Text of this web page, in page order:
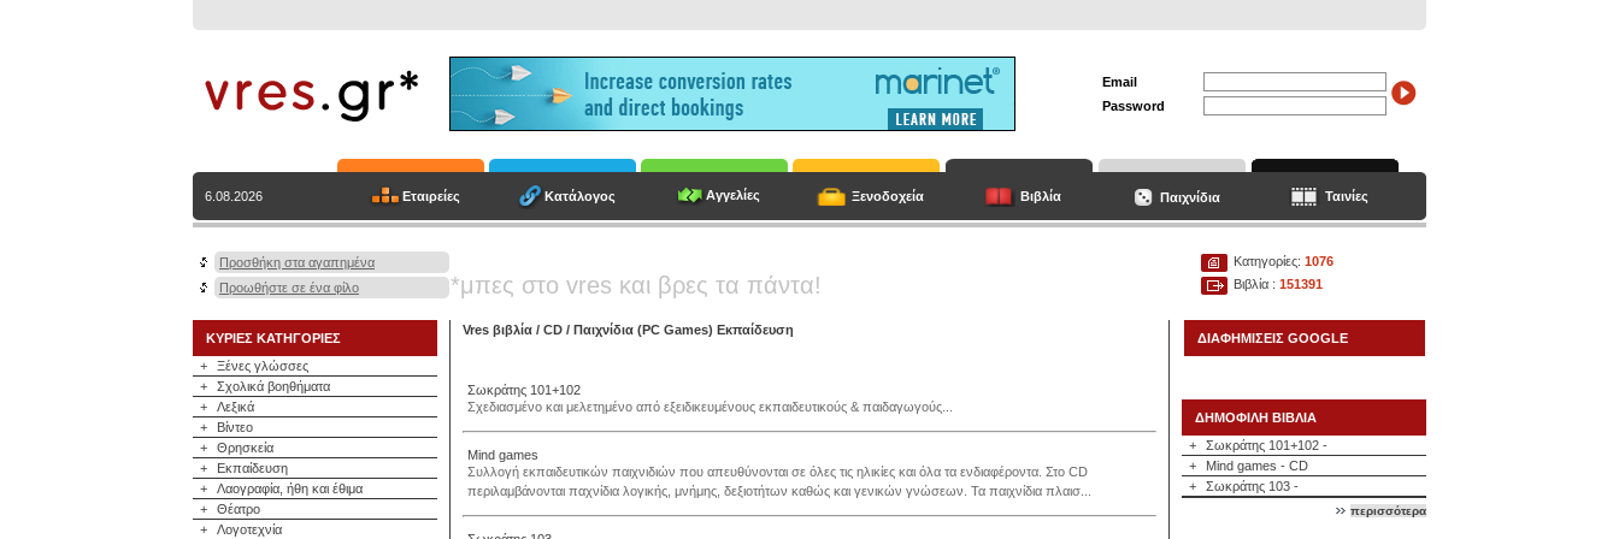
Email
Password
6.08.2026 Εταιρείες Κατάλογος Αγγελίες Ξενοδοχεία Βιβλία Παιχνίδια Ταινίες
Προσθήκη στα αγαπημένα
Προωθήστε σε ένα φίλο
*μπες στο vres και βρες τα πάντα!
Κατηγορίες: 1076
Βιβλία : 151391
ΚΥΡΙΕΣ ΚΑΤΗΓΟΡΙΕΣ
+
Ξένες γλώσσες
+
Σχολικά βοηθήματα
+
Λεξικά
+
Βίντεο
+
Θρησκεία
+
Εκπαίδευση
+
Λαογραφία, ήθη και έθιμα
+
Θέατρο
+
Λογοτεχνία
Vres βιβλία / CD / Παιχνίδια (PC Games) Εκπαίδευση
Σωκράτης 101+102
Σχεδιασμένο και μελετημένο από εξειδικευμένους εκπαιδευτικούς & παιδαγωγούς...
Mind games
Συλλογή εκπαιδευτικών παιχνιδιών που απευθύνονται σε όλες τις ηλικίες και όλα τα ενδιαφέροντα. Στο CD
περιλαμβάνονται παχνίδια λογικής, μνήμης, δεξιοτήτων καθώς και γενικών γνώσεων. Τα παιχνίδια πλαισ...
ΔΙΑΦΗΜΙΣΕΙΣ GOOGLE
ΔΗΜΟΦΙΛΗ ΒΙΒΛΙΑ
+
Σωκράτης 101+102 -
+
Mind games - CD
+
Σωκράτης 103 -
περισσότερα